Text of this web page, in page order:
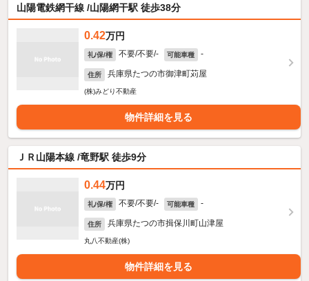
山陽電鉄網干線 /山陽網干駅 徒歩38分
0.42万円
礼/保/権 不要/不要/- 可能車種 -
住所 兵庫県たつの市御津町苅屋
(株)みどり不動産
物件詳細を見る
ＪＲ山陽本線 /竜野駅 徒歩9分
0.44万円
礼/保/権 不要/不要/- 可能車種 -
住所 兵庫県たつの市揖保川町山津屋
丸八不動産(株)
物件詳細を見る